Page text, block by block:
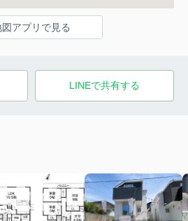
図アプリで見る
LINEで共有する